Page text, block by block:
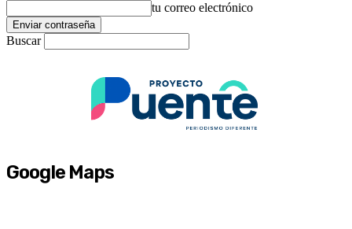
tu correo electrónico
Buscar
Google Maps